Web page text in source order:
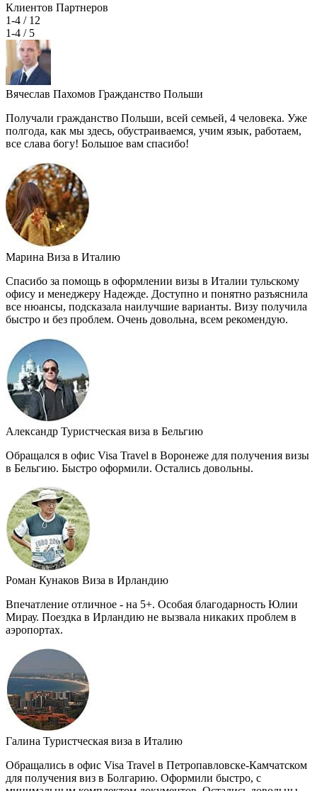
Клиентов Партнеров
1-4 / 12
1-4 / 5
Вячеслав Пахомов Гражданство Польши
Получали гражданство Польши, всей семьей, 4 человека. Уже
полгода, как мы здесь, обустраиваемся, учим язык, работаем,
все слава богу! Большое вам спасибо!
Марина Виза в Италию
Спасибо за помощь в оформлении визы в Италии тульскому
офису и менеджеру Надежде. Доступно и понятно разъяснила
все нюансы, подсказала наилучшие варианты. Визу получила
быстро и без проблем. Очень довольна, всем рекомендую.
Александр Туристческая виза в Бельгию
Обращался в офис Visa Travel в Воронеже для получения визы
в Бельгию. Быстро оформили. Остались довольны.
Роман Кунаков Виза в Ирландию
Впечатление отличное - на 5+. Особая благодарность Юлии
Мирау. Поездка в Ирландию не вызвала никаких проблем в
аэропортах.
Галина Туристческая виза в Италию
Обращались в офис Visa Travel в Петропавловске-Камчатском
для получения виз в Болгарию. Оформили быстро, с